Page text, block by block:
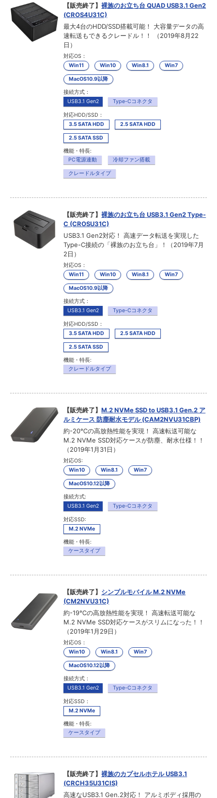
【販売終了】裸族のお立ち台 QUAD USB3.1 Gen2
(CROS4U31C)
最大4台のHDD/SSD搭載可能！ 大容量データの高
速転送もできるクレードル！！ （2019年8月22
日）
対応OS：
Win11
Win10 Win8.1 Win7
MacOS10.9以降
接続方式：
USB3.1 Gen2
Type-Cコネクタ
対応HDD/SSD：
3.5 SATA HDD
2.5 SATA HDD
2.5 SATA SSD
機能・特長:
PC電源連動
冷却ファン搭載
クレードルタイプ
【販売終了】裸族のお立ち台 USB3.1 Gen2 Type-
C (CROSU31C)
USB3.1 Gen2対応！ 高速データ転送を実現した
Type-C接続の「裸族のお立ち台」！（2019年7月
2日）
対応OS：
Win11
Win10 Win8.1 Win7
MacOS10.9以降
接続方式：
USB3.1 Gen2
Type-Cコネクタ
対応HDD/SSD：
3.5 SATA HDD
2.5 SATA HDD
2.5 SATA SSD
機能・特長:
クレードルタイプ
【販売終了】M.2 NVMe SSD to USB3.1 Gen.2 ア
ルミケース 防塵耐水モデル (CAM2NVU31CBP)
約-20℃の高放熱性能を実現！ 高速転送可能な
M.2 NVMe SSD対応ケースが防塵、耐水仕様！！
（2019年1月31日）
対応OS:
Win10
Win8.1 Win7
MacOS10.12以降
接続方式:
USB3.1 Gen2
Type-Cコネクタ
対応SSD:
M.2 NVMe
機能・特長:
ケースタイプ
【販売終了】 シンプルモバイル M.2 NVMe
(CM2NVU31C)
約-19℃の高放熱性能を実現！ 高速転送可能な
M.2 NVMe SSD対応ケースがスリムになった！！
（2019年1月29日）
対応OS：
Win10
Win8.1 Win7
MacOS10.12以降
接続方式：
USB3.1 Gen2
Type-Cコネクタ
対応SSD：
M.2 NVMe
機能・特長:
ケースタイプ
【販売終了】裸族のカプセルホテル USB3.1
(CRCH35U31CIS)
高速なUSB3.1 Gen.2対応！ アルミボディ採用の